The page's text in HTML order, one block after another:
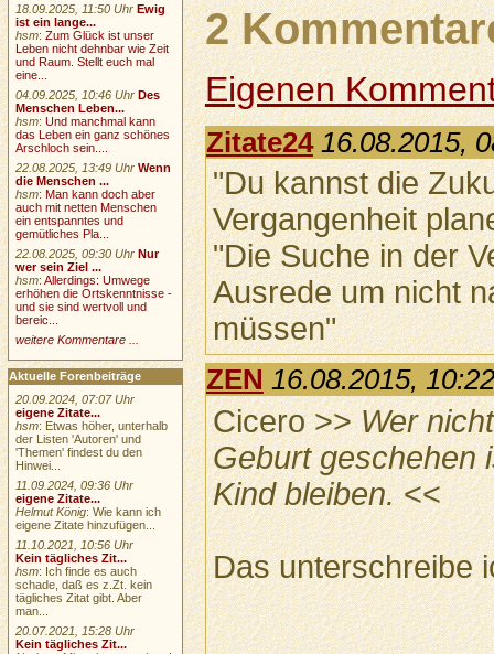
2
Eigenen
Zitate24 16.08.2015,
"Du kannst die
Vergangenheit
"Die Suche in der
Ausrede um nicht
müssen"
ZEN 16.08.2015,
Cicero >>Wer
Geburt geschehen
Kind bleiben.<<
Das unterschreibe
18.09.2025, 11:50 Uhr Ewig
ist ein lange...
hsm:Zum Glück ist unser
Leben nicht dehnbar wie Zeit
und Raum. Stellt euch mal
eine...
04.09.2025, 10:46 Uhr Des
Menschen Leben...
hsm:Und manchmal kann
das Leben ein ganz schönes
Arschloch sein....
22.08.2025, 13:49 Uhr Wenn
die Menschen ...
hsm:Man kann doch aber
auch mit netten Menschen
ein entspanntes und
gemütliches Pla...
22.08.2025, 09:30 Uhr Nur
wer sein Ziel ...
hsm:Allerdings: Umwege
erhöhen die Ortskenntnisse -
und sie sind wertvoll und
bereic...
weitere Kommentare ...
Aktuelle Forenbeiträge
20.09.2024, 07:07 Uhr
eigene Zitate...
hsm: Etwas höher, unterhalb
der Listen 'Autoren' und
'Themen' findest du den
Hinwei...
11.09.2024, 09:36 Uhr
eigene Zitate...
Helmut König: Wie kann ich
eigene Zitate hinzufügen...
11.10.2021, 10:56 Uhr
Kein tägliches Zit...
hsm: Ich finde es auch
schade, daß es z.Zt. kein
tägliches Zitat gibt. Aber
man...
20.07.2021, 15:28 Uhr
Kein tägliches Zit...